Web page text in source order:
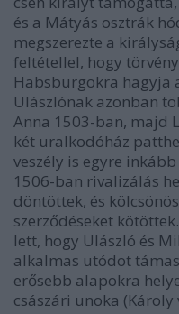
és a Mátyás osztrák
megszerezte a
feltétellel, hogy
Habsburgokra hagyja
Ulászlónak azonban
Anna 1503-ban, majd
két uralkodóház
veszély is egyre
1506-ban rivalizálás
döntöttek, és
szerződéseket
lett, hogy Ulászló és
alkalmas utódot
erősebb alapokra
császári unoka